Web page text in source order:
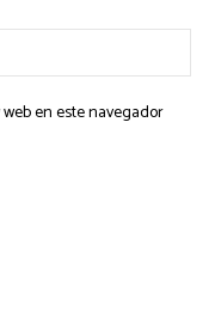
en este navegador